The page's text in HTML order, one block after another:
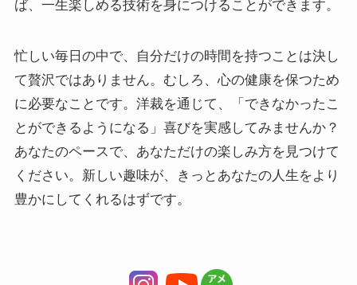
ば、一生楽しめる技術を身につけることができます。
忙しい毎日の中で、自分だけの時間を持つことは決し
て贅沢ではありません。むしろ、心の健康を保つため
に必要なことです。洋裁を通じて、「できなかったこ
とができるようになる」喜びを実感してみませんか？
あなたのペースで、あなただけの楽しみ方を見つけて
ください。新しい趣味が、きっとあなたの人生をより
豊かにしてくれるはずです。